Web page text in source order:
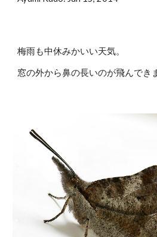
梅雨も中休みかいい天気。
窓の外から鼻の長いのが飛んでき